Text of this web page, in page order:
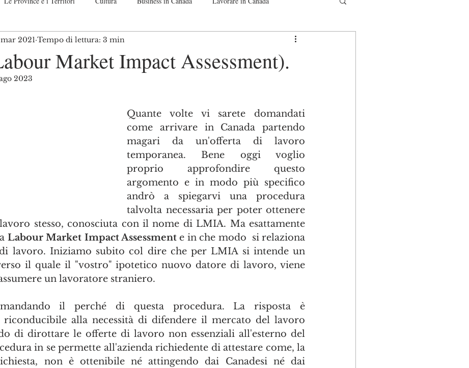
Guide passo per passo
Market Impact Assessment).
2021 Tempo di lettura: 3 min
2023
stelle su 5.
Quante volte vi sarete domandati
come arrivare in Canada partendo
magari da un'offerta di lavoro
temporanea. Bene oggi voglio
proprio approfondire questo
argomento e in modo più specifico
andrò a spiegarvi una procedura
talvolta necessaria per poter ottenere
stesso, conosciuta con il nome di LMIA. Ma esattamente
Labour Market Impact Assessment e in che modo  si relaziona
lavoro. Iniziamo subito col dire che per LMIA si intende un
il quale il "vostro" ipotetico nuovo datore di lavoro, viene
un lavoratore straniero.
il perché di questa procedura. La risposta è
riconducibile alla necessità di difendere il mercato del lavoro
di dirottare le offerte di lavoro non essenziali all'esterno del
in se permette all'azienda richiedente di attestare come, la